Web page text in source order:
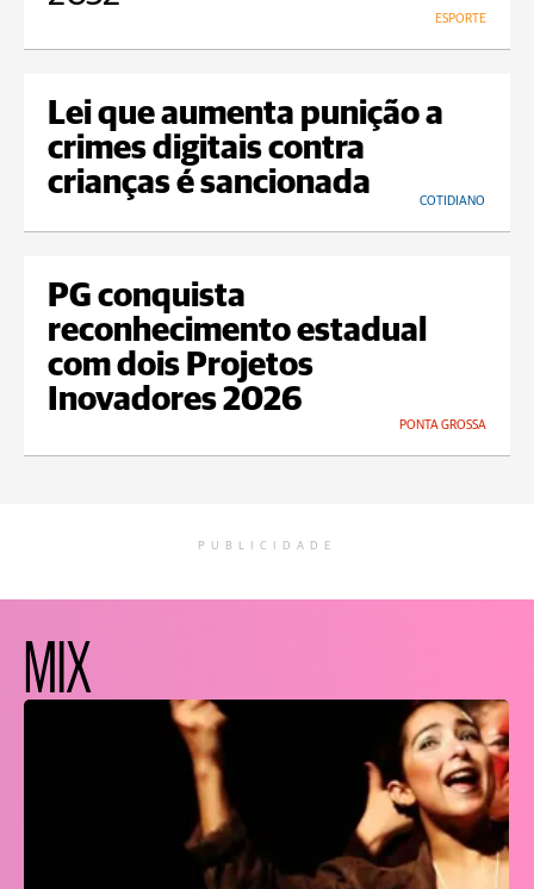
ESPORTE
Lei que aumenta punição a
crimes digitais contra
crianças é sancionada
COTIDIANO
PG conquista
reconhecimento estadual
com dois Projetos
Inovadores 2026
PONTA GROSSA
PUBLICIDADE
MIX